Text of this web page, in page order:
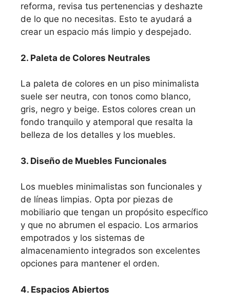
reforma, revisa tus pertenencias y deshazte
de lo que no necesitas. Esto te ayudará a
crear un espacio más limpio y despejado.
2. Paleta de Colores Neutrales
La paleta de colores en un piso minimalista
suele ser neutra, con tonos como blanco,
gris, negro y beige. Estos colores crean un
fondo tranquilo y atemporal que resalta la
belleza de los detalles y los muebles.
3. Diseño de Muebles Funcionales
Los muebles minimalistas son funcionales y
de líneas limpias. Opta por piezas de
mobiliario que tengan un propósito específico
y que no abrumen el espacio. Los armarios
empotrados y los sistemas de
almacenamiento integrados son excelentes
opciones para mantener el orden.
4. Espacios Abiertos